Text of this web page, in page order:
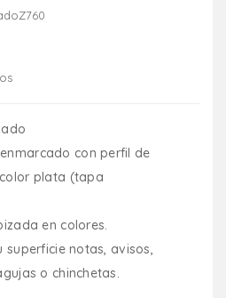
con perfil de
plata (tapa
en colores.
superficie notas, avisos,
o chinchetas.